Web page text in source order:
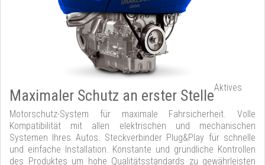
Maximaler Schutz an erster StelleAktives
Motorschutz-System für maximale Fahrsicherheit. Volle
Kompatibilität mit allen elektrischen und mechanischen
Systemen Ihres Autos. Steckverbinder Plug&Play für schnelle
und einfache Installation. Konstante und gründliche Kontrollen
des Produktes um hohe Qualitätsstandards zu gewährleisten